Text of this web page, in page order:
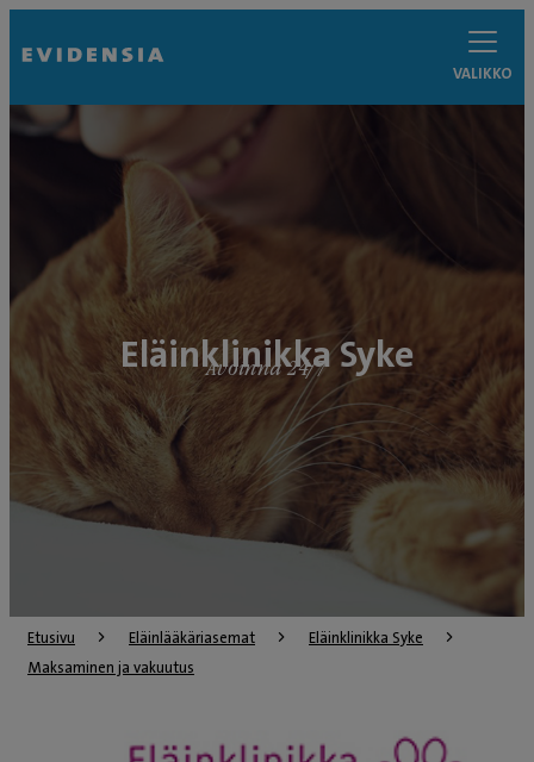
VALIKKO
Eläinklinikka Syke
Avoinna 24/7
Etusivu Eläinlääkäriasemat
Eläinklinikka Syke
Maksaminen ja vakuutus